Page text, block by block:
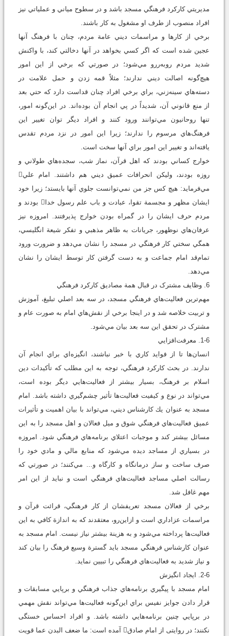
مديريتي کارکرد فرهنگي مسجد باشد و در سطوح مياني و عملياتي نيز
افراد منصوب از طرف او مشغول به کار باشند.
برخي از کارها و مراسمات ديني عامة مردم، چنان با فرهنگ آنها
عجين شده است که اگر کسي بخواهد در آنها دخالتي کند، با واکنش
شديد مردم روبه‌ر‌رو مي‌شود؛ در صورتي‌ که برخي از اين امور
هيچ‌گونه اصالت ديني ندارند؛ مثلاً قمه زدن و حمل علامت در
دسته‌هاي سينه‌زني، براي برخي افراد چنان قداست دارد که حتي بعد
از منع قانوني آن، شديداً در پي انجام آن بوده‌اند. در اين‌گونه امور،
تنها روحانيون مي‌توانند ورود کنند و افراد ديگر توان تغيير اين
فرهنگ‌هاي مرسوم را ندارند؛ زيرا اين امور در نزد مردم تقدس
يافته‌‌اند و تغيير اين امور براي آنها سخت است.
خوارج کساني بودند که اهل قرآن، نماز شب، سجده‌هاي طولاني و
روزه بودند، وليکن انحرافات عميق ديني هم داشتند. امام علي
مي‌فرمايد: هيچ‌ کس جز من نمي‌توانست جلوي آنها بايستد؛ زيرا خود
ايشان مظهر و مجسمة تقوا، عبادت و باب علم رسول خدا بودند و
مردم حرف ايشان را در گمراه بودن خوارج پذيرفتند. امروزه نيز
عرفان‌هاي نوظهور، جريانات به ‌ظاهر مذهبي و تفکر شيعة انگليسي،
همگي سختي کار فرهنگي در مسجد را نشان مي‌دهد و ضرورت ورود
تمام‌قد امام جماعت و به دست گرفتن کار توسط ايشان را نشان
مي‌دهد.
6. وظايف مشترک در قبال همة مصاديق کارکرد فرهنگي
مهم‌ترين فعاليت‌هاي فرهنگي مسجد، در سه بعد اصلي تبليغ، آموزش
و تربيت خلاصه شد و در اينجا برخي از نقش‌هاي امام به ‌صورت عام و
مشترک در تحقق اين سه بعد بيان مي‌شود.
1-6. معرفت‌افزايي
انسان‌ها تا از فوايد کاري با خبر نباشند، انگيزه‌اي براي انجام آن
ندارند. در بحث کارکرد فرهنگي، توجه به اين مطلب که تأکيدات دين
اسلام بر فرهنگ، بسيار بيشتر از فعاليت‌هايي ديگر بوده است،
مي‌تواند در نوع و کيفيت فعاليت‌ها تأثير چشم‌گيري داشته باشد. امام
مسجد به ‌عنوان يك کارشناس ديني، مي‌تواند با بيان اهميت و تأثيرات
عميق فعاليت‌هاي فرهنگي شوق و ميل فعالان و اهل مسجد را به اين
مسائل بيشتر كند و موجبات اعتلاي برنامه‌هاي فرهنگي شود. امروزه
در بسياري از مساجد ديده مي‌شود که منابع مالي و مادي خود را
صرف ساخت و ساز درمانگاه و کارگاه و... مي‌کنند؛ در صورتي که
رسالت اصلي مساجد فعاليت‌هاي فرهنگي است و نبايد از اين امر
مهم غافل شد.
برخي از فعالان مسجد تعريفشان از کار فرهنگي، قرائت قرآن و
مراسمات عزاداري است و از‌اين‌رو، معتقدند که به ‌اندازة کافي به اين
فعاليت‌ها پرداخته مي‌شود و به هزينة بيشتر نياز نيست. امام مسجد به
‌عنوان کارشناس فرهنگي مسجد بايد گسترة وسيع فرهنگ را بيان کند
و نياز شديد به فعاليت‌هاي فرهنگي را تبيين نمايد.
2-6.‌ ايجاد انگيزش
امام مسجد با پيگيري برنامه‌هاي جذاب فرهنگي و برپايي مسابقات و
قرار دادن جوايز نفيس براي اين‌گونه فعاليت‌ها مي‌تواند نقش مهمي
در برپايي چنين برنامه‌هايي داشته باشد. و افراد احساس خستگی
نکنند؛ در روایتی از امام صادق آمده است: ما ضعف البدن عما قویت